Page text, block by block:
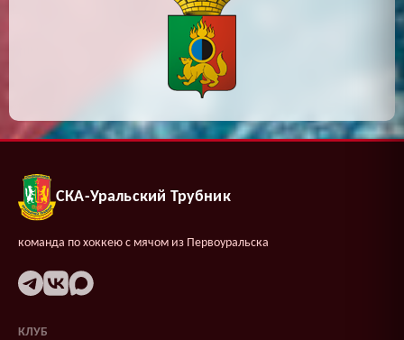
СКА-Уральский Трубник
команда по хоккею с мячом из Первоуральска
КЛУБ